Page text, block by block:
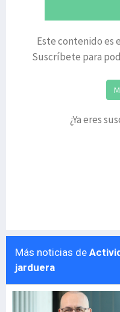
Este contenido es
Suscríbete para
¿Ya eres
Más noticias de
jarduera